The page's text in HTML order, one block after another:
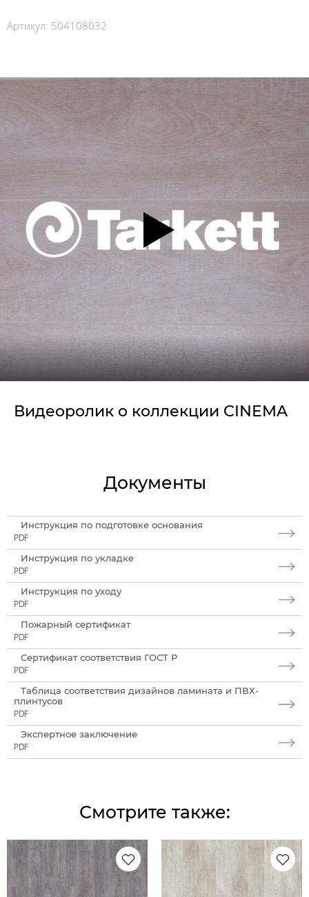
Артикул: 504108032
Видеоролик о коллекции CINEMA
Документы
Инструкция по подготовке основания
PDF
Инструкция по укладке
PDF
Инструкция по уходу
PDF
Пожарный сертификат
PDF
Сертификат соответствия ГОСТ Р
PDF
Таблица соответствия дизайнов ламината и ПВХ-
плинтусов
PDF
Экспертное заключение
PDF
Смотрите также: